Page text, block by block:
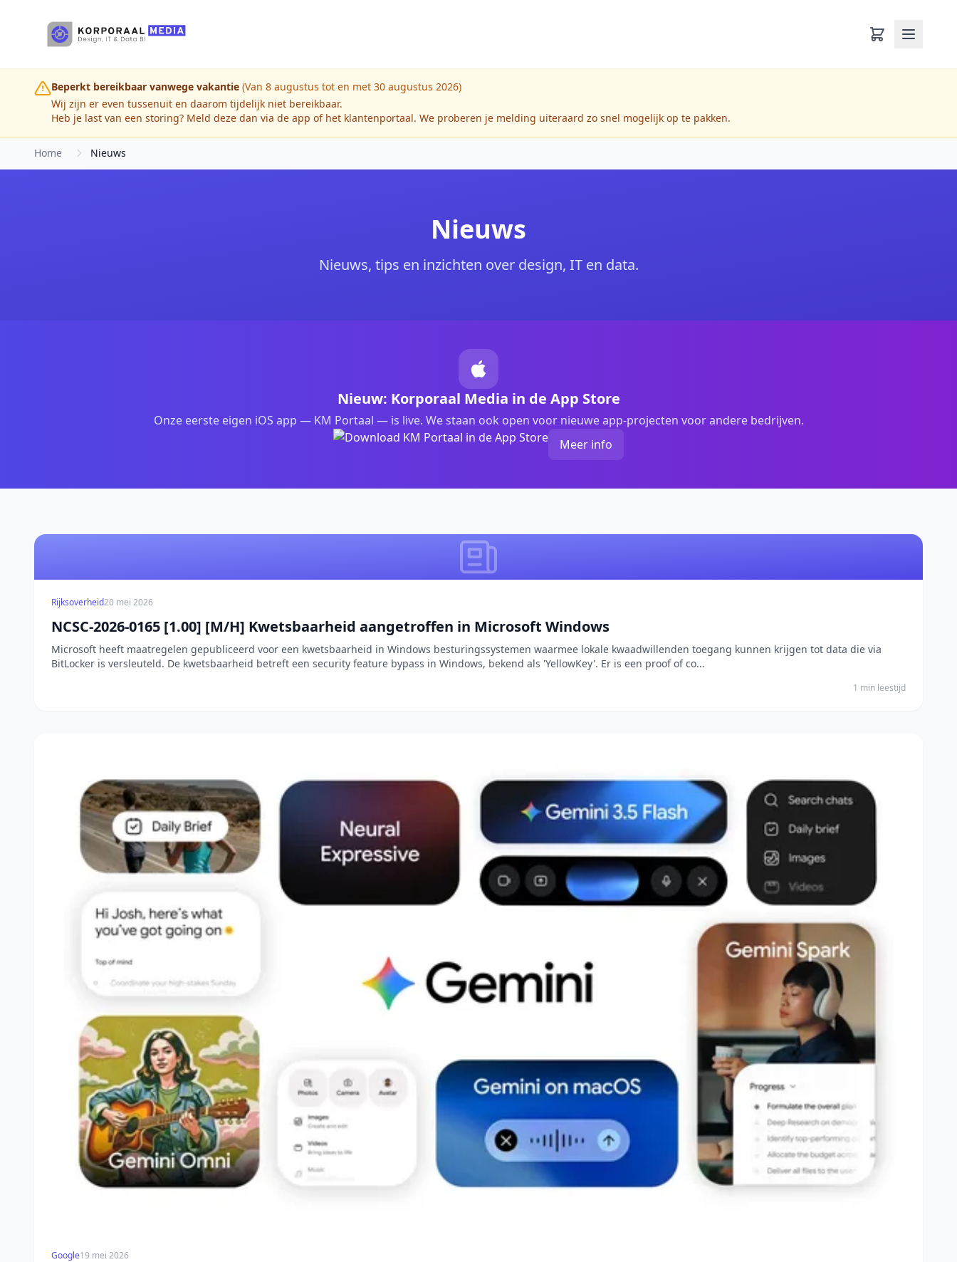
Beperkt bereikbaar vanwege vakantie (Van 8 augustus tot en met 30 augustus 2026)
Wij zijn er even tussenuit en daarom tijdelijk niet bereikbaar.
Heb je last van een storing? Meld deze dan via de app of het klantenportaal. We proberen je melding uiteraard zo snel mogelijk op te pakken.
Home Nieuws
Nieuws
Nieuws, tips en inzichten over design, IT en data.
Nieuw: Korporaal Media in de App Store
Onze eerste eigen iOS app — KM Portaal — is live. We staan ook open voor nieuwe app-projecten voor andere bedrijven.
Meer info
Rijksoverheid20 mei 2026
NCSC-2026-0165 [1.00] [M/H] Kwetsbaarheid aangetroffen in Microsoft Windows
Microsoft heeft maatregelen gepubliceerd voor een kwetsbaarheid in Windows besturingssystemen waarmee lokale kwaadwillenden toegang kunnen krijgen tot data die via
BitLocker is versleuteld. De kwetsbaarheid betreft een security feature bypass in Windows, bekend als 'YellowKey'. Er is een proof of co...
1 min leestijd
Google19 mei 2026